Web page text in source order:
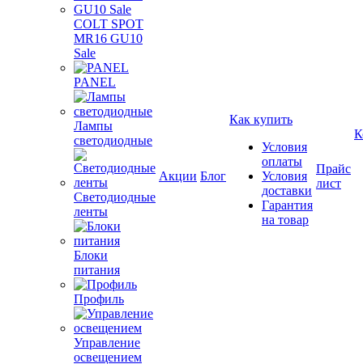
COLT SPOT
MR16 GU10
Sale
PANEL
Лампы
светодиодные
Светодиодные
ленты
Блоки
питания
Профиль
Управление
освещением
Акции Блог
Как купить
Условия
оплаты
Условия
доставки
Гарантия
на товар
Прайс
лист